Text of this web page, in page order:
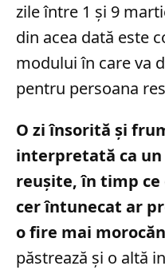
zile între 1 și 9
din acea dată este
modului în care va
pentru persoana
O zi însorită și
interpretată ca un
reușite, în timp ce
cer întunecat ar
o fire mai
păstrează și o altă